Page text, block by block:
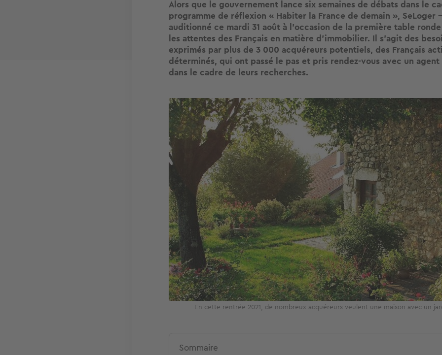
Alors que le gouvernement lance six semaines de débats dans le
programme de réflexion « Habiter la France de demain », SeLoger
auditionné ce mardi 31 août à l’occasion de la première table
les attentes des Français en matière d’immobilier. Il s’agit des
exprimés par plus de 3 000 acquéreurs potentiels, des Français
déterminés, qui ont passé le pas et pris rendez-vous avec un
dans le cadre de leurs recherches.
Image
En cette rentrée 2021, de nombreux acquéreurs veulent une maison avec un
Sommaire